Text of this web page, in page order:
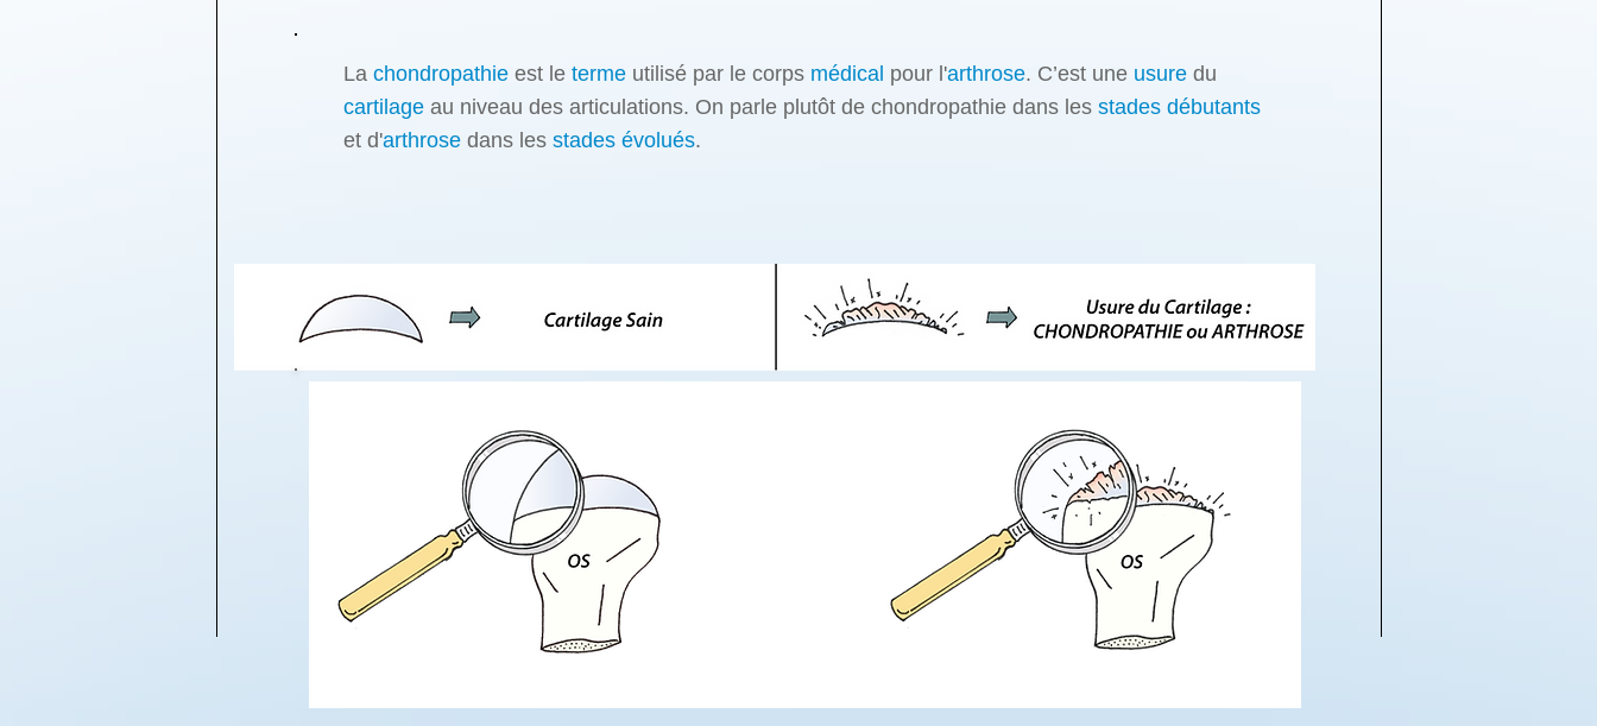
La chondropathie est le terme utilisé par le corps médical pour l'arthrose. C’est une usure du
cartilage au niveau des articulations. On parle plutôt de chondropathie dans les stades débutants
et d'arthrose dans les stades évolués.